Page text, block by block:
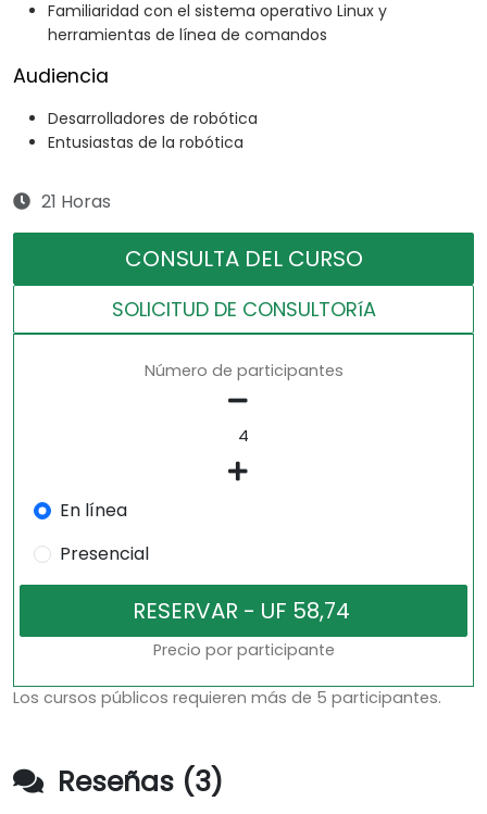
Familiaridad con el sistema operativo Linux y
herramientas de línea de comandos
Audiencia
Desarrolladores de robótica
Entusiastas de la robótica
21 Horas
CONSULTA DEL CURSO
SOLICITUD DE CONSULTORíA
Número de participantes
En línea
Presencial
Precio por participante
Los cursos públicos requieren más de 5 participantes.
Reseñas (3)